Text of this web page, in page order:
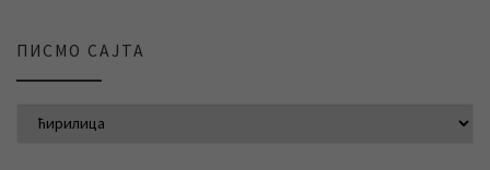
ПИСМО САЈТА